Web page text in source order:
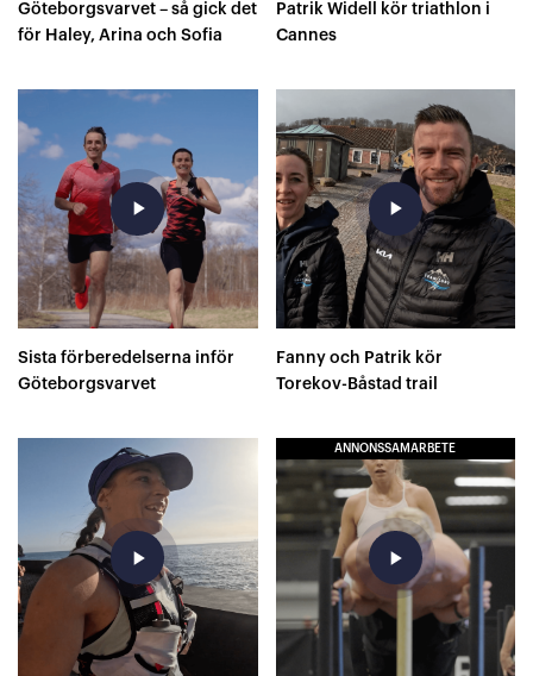
Göteborgsvarvet – så gick det
för Haley, Arina och Sofia
Patrik Widell kör triathlon i
Cannes
play_arrow
Sista förberedelserna inför
Göteborgsvarvet
play_arrow
Fanny och Patrik kör
Torekov-Båstad trail
play_arrow
ANNONSSAMARBETE
play_arrow